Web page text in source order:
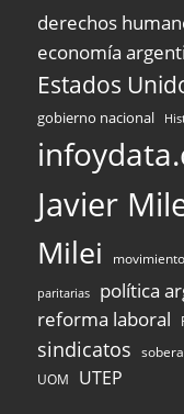
derechos
economía
Estados
gobierno nacional
Javier
Milei
paritarias política
reforma laboral
sindicatos
UOM UTEP